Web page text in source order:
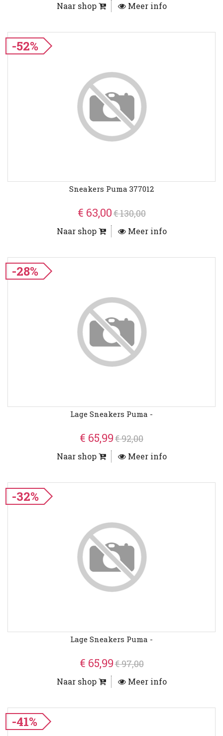
Naar shop Meer info
-52%
Sneakers Puma 377012
€ 63,00€ 130,00
Naar shop Meer info
-28%
Lage Sneakers Puma -
€ 65,99€ 92,00
Naar shop Meer info
-32%
Lage Sneakers Puma -
€ 65,99€ 97,00
Naar shop Meer info
-41%